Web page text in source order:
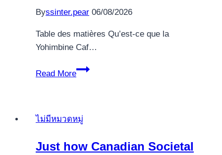
Byssinter.pear 06/08/2026
Table des matières Qu’est-ce que la
Yohimbine Caf…
Read More
Optimiser
avec
Yohimbine
ไม่มีหมวดหมู่
Just how Canadian Societal